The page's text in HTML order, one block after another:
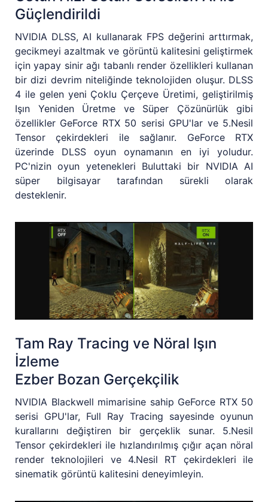
Güçlendirildi
NVIDIA DLSS, AI kullanarak FPS değerini arttırmak,
gecikmeyi azaltmak ve görüntü kalitesini geliştirmek
için yapay sinir ağı tabanlı render özellikleri kullanan
bir dizi devrim niteliğinde teknolojiden oluşur. DLSS
4 ile gelen yeni Çoklu Çerçeve Üretimi, geliştirilmiş
Işın Yeniden Üretme ve Süper Çözünürlük gibi
özellikler GeForce RTX 50 serisi GPU'lar ve 5.Nesil
Tensor çekirdekleri ile sağlanır. GeForce RTX
üzerinde DLSS oyun oynamanın en iyi yoludur.
PC'nizin oyun yetenekleri Buluttaki bir NVIDIA AI
süper bilgisayar tarafından sürekli olarak
desteklenir.
Tam Ray Tracing ve Nöral Işın
İzleme
Ezber Bozan Gerçekçilik
NVIDIA Blackwell mimarisine sahip GeForce RTX 50
serisi GPU'lar, Full Ray Tracing sayesinde oyunun
kurallarını değiştiren bir gerçeklik sunar. 5.Nesil
Tensor çekirdekleri ile hızlandırılmış çığır açan nöral
render teknolojileri ve 4.Nesil RT çekirdekleri ile
sinematik görüntü kalitesini deneyimleyin.